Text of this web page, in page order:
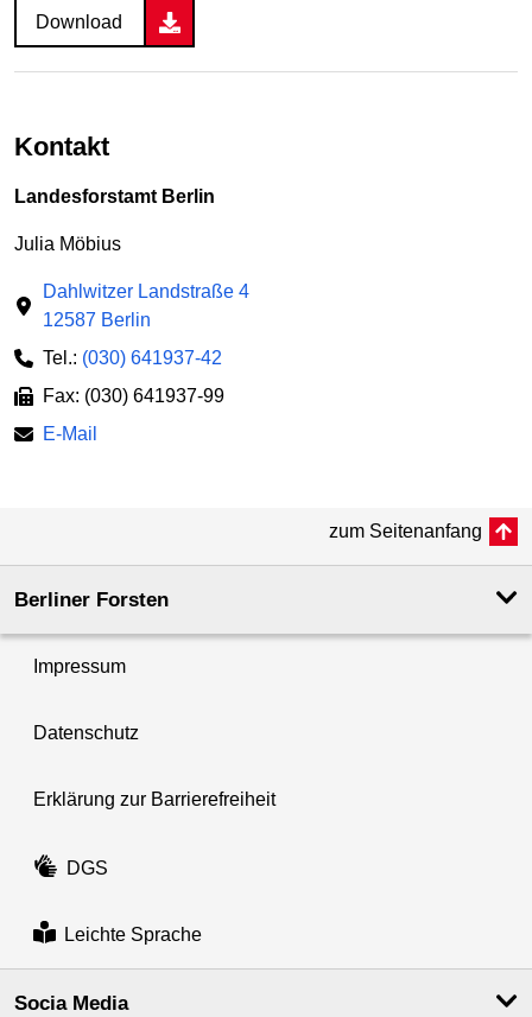
Download
Kontakt
Landesforstamt Berlin
Julia Möbius
Dahlwitzer Landstraße 4
12587 Berlin
Tel.: (030) 641937-42
Fax: (030) 641937-99
E-Mail
zum Seitenanfang
Berliner Forsten
Impressum
Datenschutz
Erklärung zur Barrierefreiheit
DGS
Leichte Sprache
Socia Media